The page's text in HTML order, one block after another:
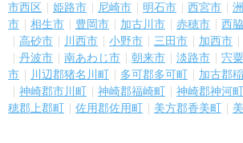
市西区
姫路市 尼崎市 明石市 西宮市
市
相生市 豊岡市 加古川市 赤穂市 西
高砂市
川西市 小野市 三田市 加西市
丹波市
南あわじ市 朝来市 淡路市 宍
市
川辺郡猪名川町 多可郡多可町 加古郡
神崎郡市川町
神崎郡福崎町 神崎郡神河町
穂郡上郡町
佐用郡佐用町 美方郡香美町